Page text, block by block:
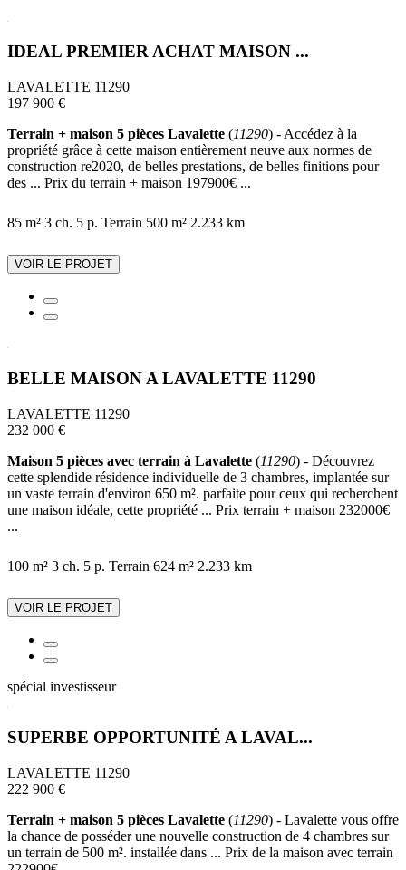
IDEAL PREMIER ACHAT MAISON ...
LAVALETTE 11290
197 900 €
Terrain + maison 5 pièces Lavalette (11290) - Accédez à la
propriété grâce à cette maison entièrement neuve aux normes de
construction re2020, de belles prestations, de belles finitions pour
des ... Prix du terrain + maison 197900€ ...
85 m² 3 ch. 5 p. Terrain 500 m² 2.233 km
VOIR LE PROJET
BELLE MAISON A LAVALETTE 11290
LAVALETTE 11290
232 000 €
Maison 5 pièces avec terrain à Lavalette (11290) - Découvrez
cette splendide résidence individuelle de 3 chambres, implantée sur
un vaste terrain d'environ 650 m². parfaite pour ceux qui recherchent
une maison idéale, cette propriété ... Prix terrain + maison 232000€
...
100 m² 3 ch. 5 p. Terrain 624 m² 2.233 km
VOIR LE PROJET
spécial investisseur
SUPERBE OPPORTUNITÉ A LAVAL...
LAVALETTE 11290
222 900 €
Terrain + maison 5 pièces Lavalette (11290) - Lavalette vous offre
la chance de posséder une nouvelle construction de 4 chambres sur
un terrain de 500 m². installée dans ... Prix de la maison avec terrain